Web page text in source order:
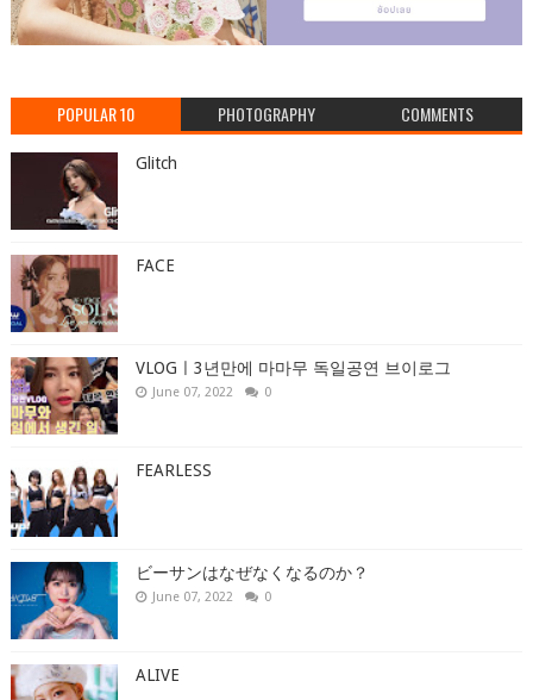
POPULAR 10 PHOTOGRAPHY COMMENTS
Glitch
FACE
VLOGㅣ3년만에 마마무 독일공연 브이로그
June 07, 2022 0
FEARLESS
ビーサンはなぜなくなるのか？
June 07, 2022 0
ALIVE